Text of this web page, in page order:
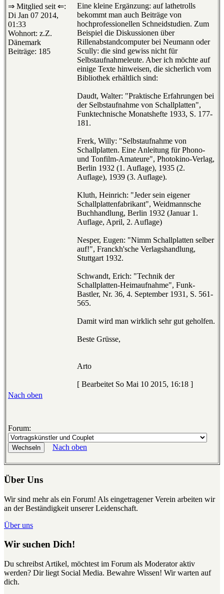
⇒ Mitglied seit ⇐:
Di Jan 07 2014,
01:33
Wohnort: z.Z.
Dänemark
Beiträge: 185
Eine kleine Ergänzung: auf lathetrolls
bekommt man auch Beiträge von
hochprofessionellen Schneidstudien. Zum
Beispiel die Diskussionen über
Rillenabstandcomputer bei Neumann oder
Scully: die sind gewiss nicht für
Selbstaufnahmeleute. Aber ich möchte auf
einige Texte hinweisen, die sicherlich vom
Bibliothek erhältlich sind:
Daudt, Walter: "Praktische Erfahrungen bei
der Selbstaufnahme von Schallplatten",
Funktechnische Monatshefte 1933, S. 177-
181.
Frerk, Willy: "Selbstaufnahme von
Schallplatten. Eine Anleitung für Phono-
und Tonfilm-Amateure", Photokino-Verlag,
Berlin 1932 (1. Auflage), 1935 (2.
Auflage), 1939 (3. Auflage).
Kluth, Heinrich: "Jeder sein eigener
Schallplattenfabrikant", Weidmannsche
Buchhandlung, Berlin 1932 (Januar 1.
Auflage, April, 2. Auflage)
Nesper, Eugen: "Nimm Schallplatten selber
auf!", Franckh'sche Verlagshandlung,
Stuttgart 1932.
Schwandt, Erich: "Technik der
Schallplatten-Heimaufnahme", Funk-
Bastler, Nr. 36, 4. September 1931, S. 561-
565.
Damit wird man wirklich sehr gut geholfen.
Beste Grüsse,
Arto
[ Bearbeitet So Mai 10 2015, 16:18 ]
Nach oben
Forum:
Nach oben
Über Uns
Wir sind mehr als ein Forum! Als eingetragener Verein arbeiten wir
an der Beständigkeit unserer Leidenschaft.
Über uns
Wir suchen Dich!
Du schreibst Artikel, möchtest im Forum als Moderator aktiv
werden? Dir liegt Social Media. Bewahre Wissen! Wir warten auf
dich.